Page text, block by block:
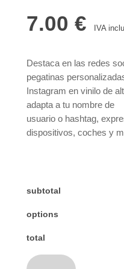
7.00€ IVA
Destaca en las redes
pegatinas
Instagram en vinilo de
adapta a tu nombre de
usuario o hashtag,
dispositivos, coches y
ofrecen un toque
de Instagram al mundo
beneficios adicionales.
subtotal
options
total